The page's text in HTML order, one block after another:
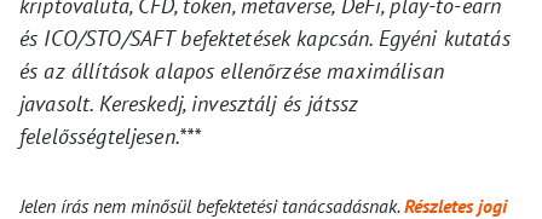
és ICO/STO/SAFT befektetések kapcsán. Egyéni kutatás
és az állítások alapos ellenőrzése maximálisan
javasolt. Kereskedj, invesztálj és játssz
felelősségteljesen.***
Jelen írás nem minősül befektetési tanácsadásnak.Részletes jogi